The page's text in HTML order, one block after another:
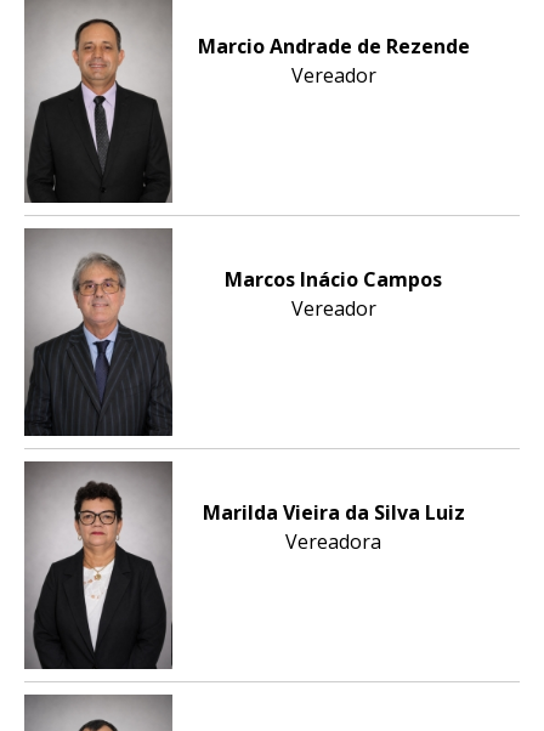
Marcio Andrade de Rezende
Vereador
Marcos Inácio Campos
Vereador
Marilda Vieira da Silva Luiz
Vereadora